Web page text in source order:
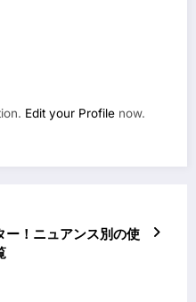
Edit your Profile now.
！ニュアンス別の使